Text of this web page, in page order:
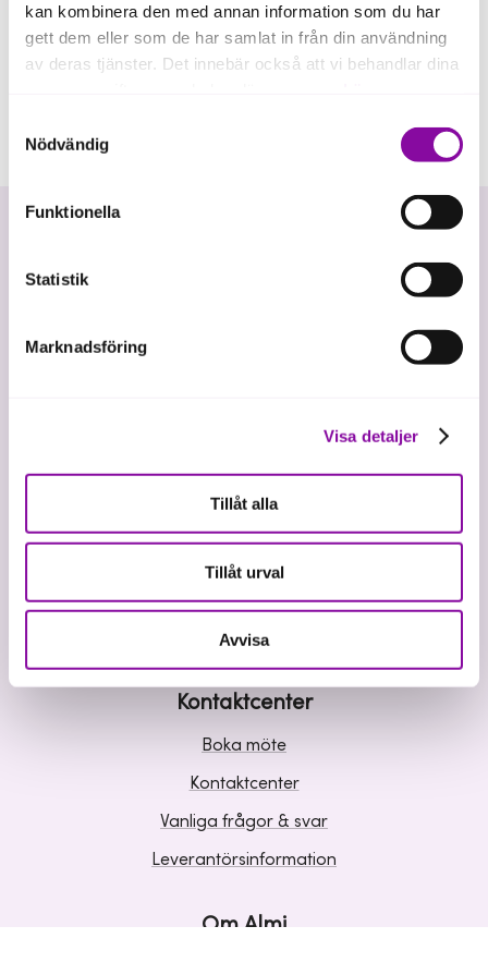
kan kombinera den med annan information som du har
gett dem eller som de har samlat in från din användning
av deras tjänster. Det innebär också att vi behandlar dina
Om du klickar på avvisa kommer användning av kakor
eller delning av information enligt ovan, inte att ske,
förutom för kakor som är nödvändiga för att hemsidan
ska fungera se mer under inställningar.
Nödvändig
Funktionella
Statistik
Marknadsföring
Visa detaljer
Tillåt alla
Tillåt urval
Avvisa
Våra tjänster
Riskkapital
Affärsutveckling
Kunskap och inspiration
Kontaktcenter
Boka möte
Kontaktcenter
Vanliga frågor & svar
Leverantörsinformation
Om Almi